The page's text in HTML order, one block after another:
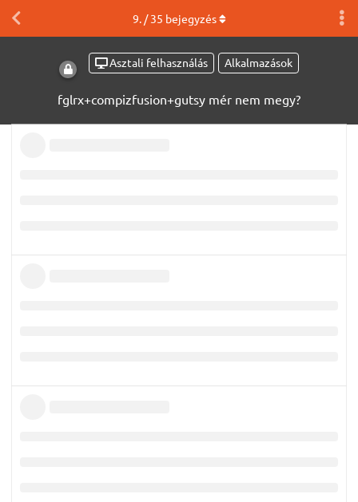
Asztali felhasználás Alkalmazások
fglrx+compizfusion+gutsy mér nem megy?
9. /35 bejegyzés